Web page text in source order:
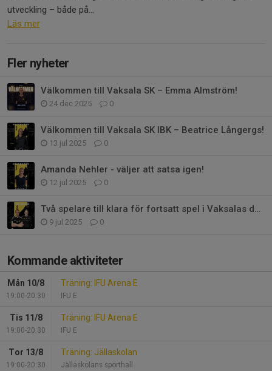
utveckling – både på...
Läs mer
Fler nyheter
Välkommen till Vaksala SK – Emma Almström!
24 dec 2025 0
Välkommen till Vaksala SK IBK – Beatrice Långergs!
13 jul 2025 0
Amanda Nehler - väljer att satsa igen!
12 jul 2025 0
Två spelare till klara för fortsatt spel i Vaksalas damlag
9 jul 2025 0
Kommande aktiviteter
Mån 10/8
19:00-20:30
Träning: IFU Arena E
IFU E
Tis 11/8
19:00-20:30
Träning: IFU Arena E
IFU E
Tor 13/8
19:00-20:30
Träning: Jällaskolan
Jällaskolans sporthall